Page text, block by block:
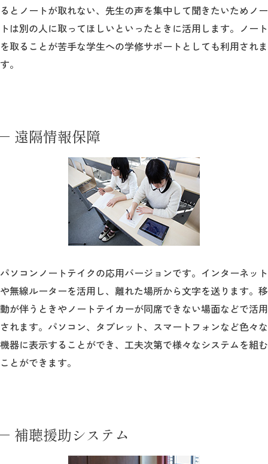
るとノートが取れない、先生の声を集中して聞きたいためノー
トは別の人に取ってほしいといったときに活用します。ノート
を取ることが苦手な学生への学修サポートとしても利用されま
す。
遠隔情報保障
パソコンノートテイクの応用バージョンです。インターネット
や無線ルーターを活用し、離れた場所から文字を送ります。移
動が伴うときやノートテイカーが同席できない場面などで活用
されます。パソコン、タブレット、スマートフォンなど色々な
機器に表示することができ、工夫次第で様々なシステムを組む
ことができます。
補聴援助システム